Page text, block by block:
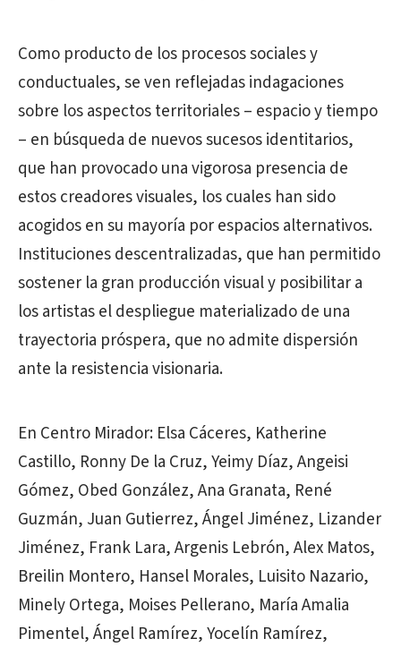
Como producto de los procesos sociales y
conductuales, se ven reflejadas indagaciones
sobre los aspectos territoriales – espacio y tiempo
– en búsqueda de nuevos sucesos identitarios,
que han provocado una vigorosa presencia de
estos creadores visuales, los cuales han sido
acogidos en su mayoría por espacios alternativos.
Instituciones descentralizadas, que han permitido
sostener la gran producción visual y posibilitar a
los artistas el despliegue materializado de una
trayectoria próspera, que no admite dispersión
ante la resistencia visionaria.
En Centro Mirador: Elsa Cáceres, Katherine
Castillo, Ronny De la Cruz, Yeimy Díaz, Angeisi
Gómez, Obed González, Ana Granata, René
Guzmán, Juan Gutierrez, Ángel Jiménez, Lizander
Jiménez, Frank Lara, Argenis Lebrón, Alex Matos,
Breilin Montero, Hansel Morales, Luisito Nazario,
Minely Ortega, Moises Pellerano, María Amalia
Pimentel, Ángel Ramírez, Yocelín Ramírez,